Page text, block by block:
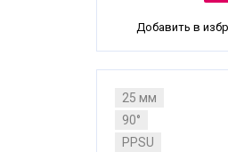
Добавить в
25 мм
90°
PPSU